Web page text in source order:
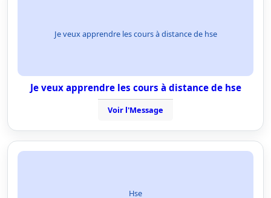
Je veux apprendre les cours à distance de hse
Je veux apprendre les cours à distance de hse
Voir l'Message
Hse